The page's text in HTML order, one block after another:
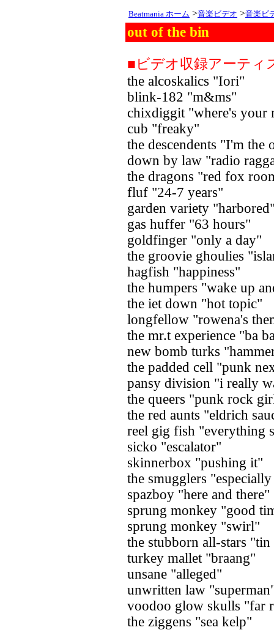
Beatmania ホーム >音楽ビデオ >音楽ビ
out of the bin
■ビデオ収録アーティ
the alcoskalics "Iori"
blink-182 "m&ms"
chixdiggit "where's your
cub "freaky"
the descendents "I'm the
down by law "radio
the dragons "red fox
fluf "24-7 years"
garden variety
gas huffer "63 hours"
goldfinger "only a day"
the groovie ghoulies
hagfish "happiness"
the humpers "wake up
the iet down "hot topic"
longfellow "rowena's
the mr.t experience "ba
new bomb turks
the padded cell "punk
pansy division "i really
the queers "punk rock
the red aunts "eldrich
reel gig fish "everything
sicko "escalator"
skinnerbox "pushing it"
the smugglers
spazboy "here and there"
sprung monkey "good
sprung monkey "swirl"
the stubborn all-stars "tin
turkey mallet "braang"
unsane "alleged"
unwritten law
voodoo glow skulls "far
the ziggens "sea kelp"